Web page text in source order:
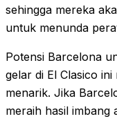
sehingga mereka
untuk menunda
Potensi Barcelona
gelar di El Clasico ini
menarik. Jika
meraih hasil imbang